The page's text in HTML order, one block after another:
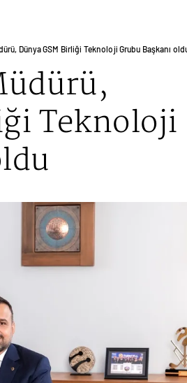
Dünya GSM Birliği Teknoloji Grubu Başkanı
Teknoloji